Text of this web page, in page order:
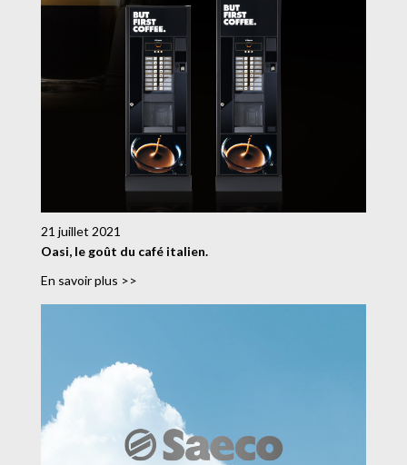
21 juillet 2021
Oasi, le goût du café italien.
En savoir plus >>